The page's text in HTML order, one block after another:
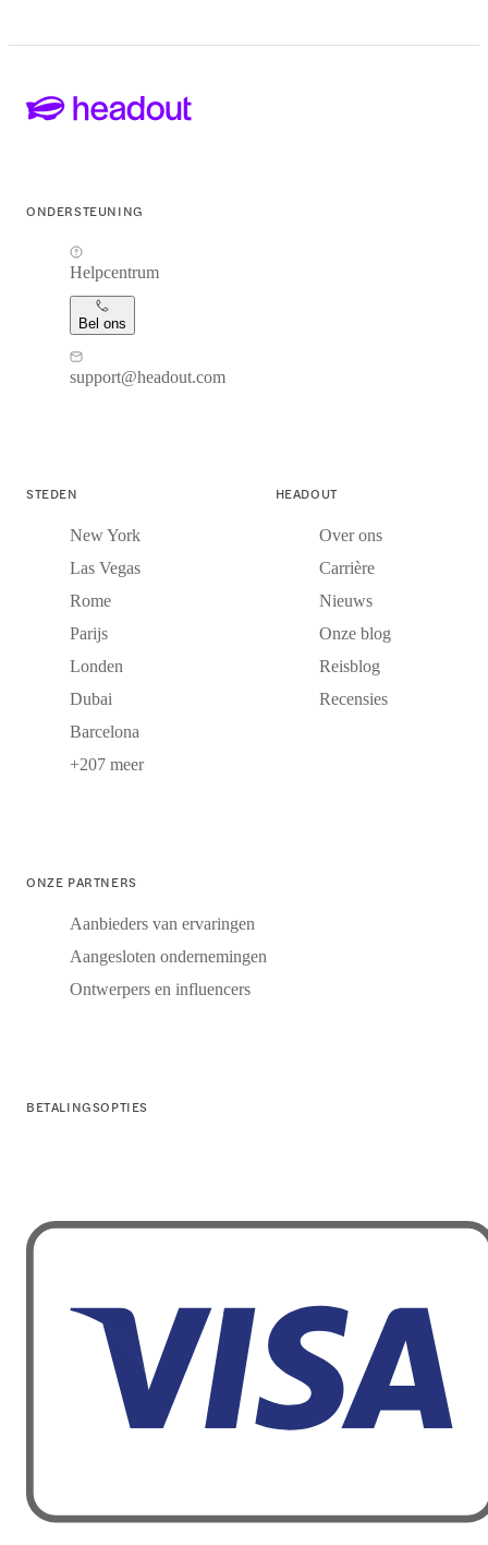
ONDERSTEUNING
Helpcentrum
Bel ons
support@headout.com
STEDEN
New York
Las Vegas
Rome
Parijs
Londen
Dubai
Barcelona
+207 meer
HEADOUT
Over ons
Carrière
Nieuws
Onze blog
Reisblog
Recensies
ONZE PARTNERS
Aanbieders van ervaringen
Aangesloten ondernemingen
Ontwerpers en influencers
BETALINGSOPTIES